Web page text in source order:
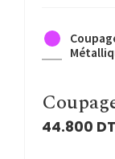
44.800 DT